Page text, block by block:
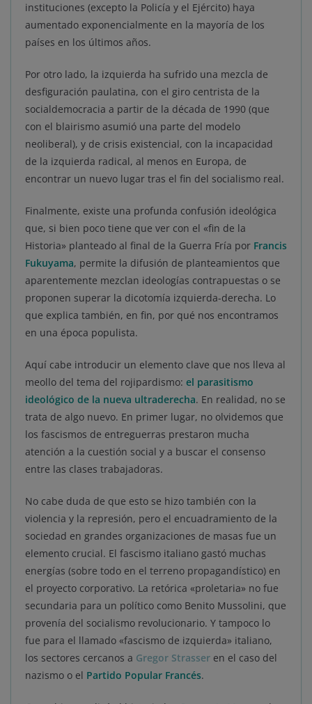
instituciones (excepto la Policía y el Ejército) haya
aumentado exponencialmente en la mayoría de los
países en los últimos años.
Por otro lado, la izquierda ha sufrido una mezcla de
desfiguración paulatina, con el giro centrista de la
socialdemocracia a partir de la década de 1990 (que
con el blairismo asumió una parte del modelo
neoliberal), y de crisis existencial, con la incapacidad
de la izquierda radical, al menos en Europa, de
encontrar un nuevo lugar tras el fin del socialismo real.
Finalmente, existe una profunda confusión ideológica
que, si bien poco tiene que ver con el «fin de la
Historia» planteado al final de la Guerra Fría por Francis
Fukuyama, permite la difusión de planteamientos que
aparentemente mezclan ideologías contrapuestas o se
proponen superar la dicotomía izquierda-derecha. Lo
que explica también, en fin, por qué nos encontramos
en una época populista.
Aquí cabe introducir un elemento clave que nos lleva al
meollo del tema del rojipardismo: el parasitismo
ideológico de la nueva ultraderecha. En realidad, no se
trata de algo nuevo. En primer lugar, no olvidemos que
los fascismos de entreguerras prestaron mucha
atención a la cuestión social y a buscar el consenso
entre las clases trabajadoras.
No cabe duda de que esto se hizo también con la
violencia y la represión, pero el encuadramiento de la
sociedad en grandes organizaciones de masas fue un
elemento crucial. El fascismo italiano gastó muchas
energías (sobre todo en el terreno propagandístico) en
el proyecto corporativo. La retórica «proletaria» no fue
secundaria para un político como Benito Mussolini, que
provenía del socialismo revolucionario. Y tampoco lo
fue para el llamado «fascismo de izquierda» italiano,
los sectores cercanos a Gregor Strasser en el caso del
nazismo o el Partido Popular Francés.